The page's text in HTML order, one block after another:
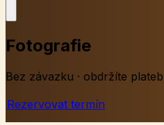
Fotografie
Bez závazku · obdržíte
Rezervovat termín